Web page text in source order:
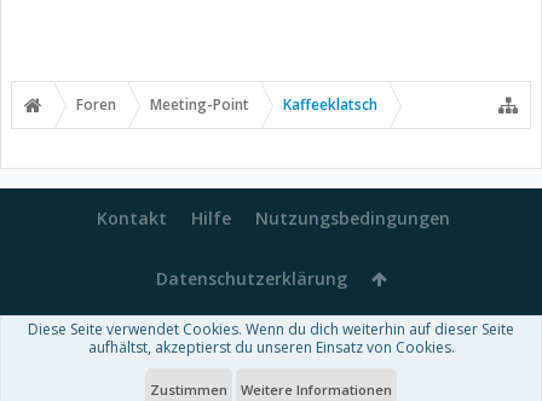
Foren Meeting-Point Kaffeeklatsch
Kontakt Hilfe Nutzungsbedingungen
Datenschutzerklärung
Forum software by XenForo™-Deutsch von xenDach
Theme designed byThemeHouse
Diese Seite verwendet Cookies. Wenn du dich weiterhin auf dieser Seite
aufhältst, akzeptierst du unseren Einsatz von Cookies.
Zustimmen Weitere Informationen